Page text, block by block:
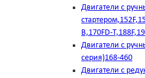
Двигатели с
B,170FD-
Двигатели с
серия)168-460
Двигатели с